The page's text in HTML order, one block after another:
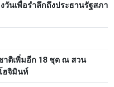
วันเพื่อรำลึกถึงประธานรัฐสภา
าติเพิ่มอีก 18 ชุด ณ สวน
ฮจิมินห์